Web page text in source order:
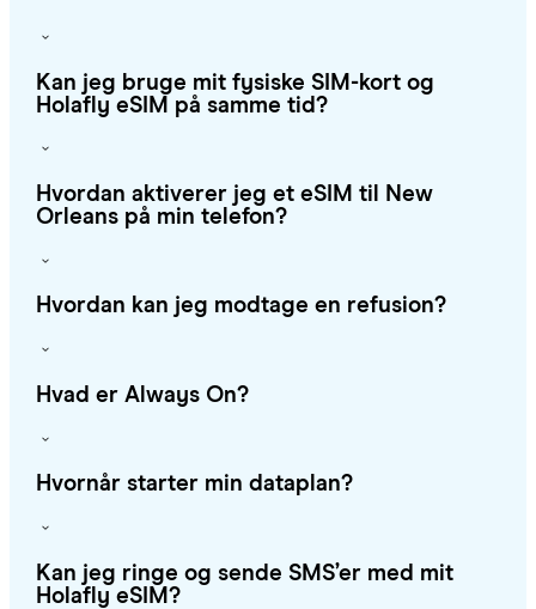
Kan jeg bruge mit fysiske SIM-kort og
Holafly eSIM på samme tid?
Hvordan aktiverer jeg et eSIM til New
Orleans på min telefon?
Hvordan kan jeg modtage en refusion?
Hvad er Always On?
Hvornår starter min dataplan?
Kan jeg ringe og sende SMS’er med mit
Holafly eSIM?